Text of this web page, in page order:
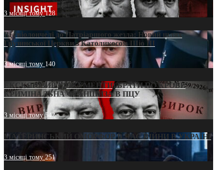
3 місяці тому128
Від віолончелі до Патріаршого жезла: Новий шлях
Грузинської Церкви з Католикосом Шіо III
3 місяці тому 140
ЕКСКЛЮЗИВ (ДОКУМЕНТИ)/БРАТИ ПО КРОВІ:
КРИМІНАЛЬНА ФРАНШИЗА В ПЦУ
3 місяці тому542
МАТЕРИНСЬКИЙ ОМОРФОР В ЧАС ВІЙНИ В УКРАЇНІ
3 місяці тому251